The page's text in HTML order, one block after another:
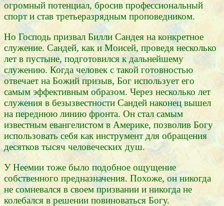
огромный потенциал, бросив профессиональный
спорт и став третьеразрядным проповедником.
Но Господь призвал Билли Сандея на конкретное
служение. Сандей, как и Моисей, проведя несколько
лет в пустыне, подготовился к дальнейшему
служению. Когда человек с такой готовностью
отвечает на Божий призыв, Бог использует его
самым эффективным образом. Через несколько лет
служения в безызвестности Сандей наконец вышел
на переднюю линию фронта. Он стал самым
известным евангелистом в Америке, позволив Богу
использовать себя как инструмент для обращения
десятков тысяч человеческих душ.
У Неемии тоже было подобное ощущение
собственного предназначения. Похоже, он никогда
не сомневался в своем призвании и никогда не
колебался в решении повиноваться Богу.